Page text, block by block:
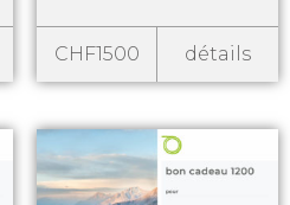
CHF1500 détails